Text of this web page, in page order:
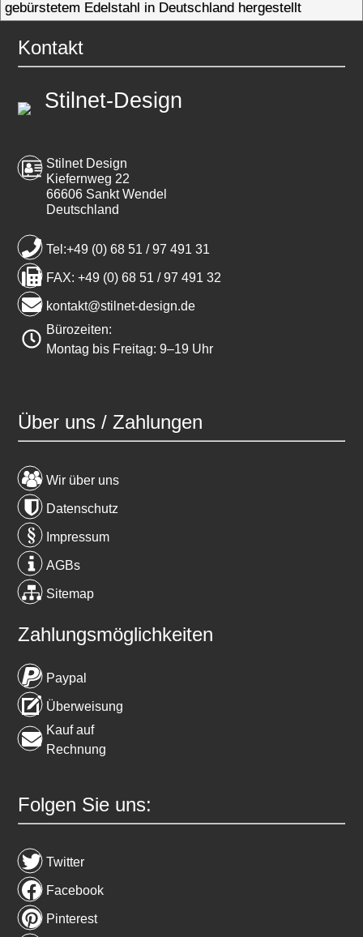
gebürstetem Edelstahl in Deutschland hergestellt
Kontakt
Stilnet-Design
Stilnet Design
Kiefernweg 22
66606 Sankt Wendel
Deutschland
Tel:+49 (0) 68 51 / 97 491 31
FAX: +49 (0) 68 51 / 97 491 32
kontakt@stilnet-design.de
Bürozeiten:
Montag bis Freitag: 9–19 Uhr
Über uns / Zahlungen
Wir über uns
Datenschutz
Impressum
AGBs
Sitemap
Zahlungsmöglichkeiten
Paypal
Überweisung
Kauf auf
Rechnung
Folgen Sie uns:
Twitter
Facebook
Pinterest